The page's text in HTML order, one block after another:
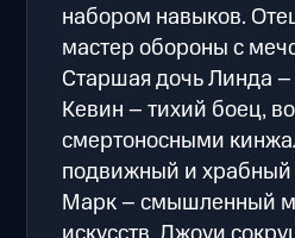
набором навыков.
мастер обороны с
Старшая дочь Линда –
Кевин – тихий боец,
смертоносными
подвижный и храбный
Марк – смышленный